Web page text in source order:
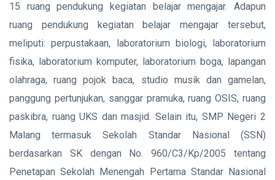
15 ruang pendukung kegiatan belajar mengajar. Adapun
ruang pendukung kegiatan belajar mengajar tersebut,
meliputi: perpustakaan, laboratorium biologi, laboratorium
fisika, laboratorium komputer, laboratorium boga, lapangan
olahraga, ruang pojok baca, studio musik dan gamelan,
panggung pertunjukan, sanggar pramuka, ruang OSIS, ruang
paskibra, ruang UKS dan masjid. Selain itu, SMP Negeri 2
Malang termasuk Sekolah Standar Nasional (SSN)
berdasarkan SK dengan No. 960/C3/Kp/2005 tentang
Penetapan Sekolah Menengah Pertama Standar Nasional